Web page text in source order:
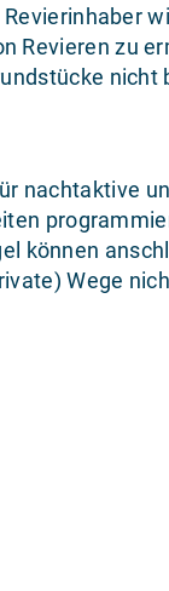
Revieren zu
nicht
nachtaktive
können
Wege